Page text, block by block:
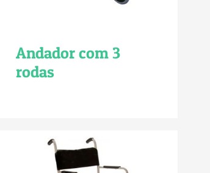
Andador com 3
rodas